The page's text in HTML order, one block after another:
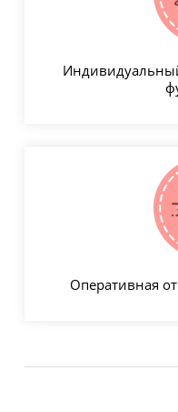
Оперативная